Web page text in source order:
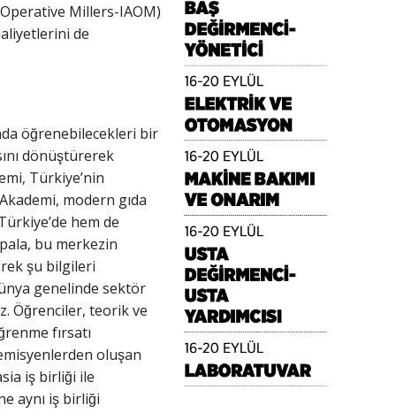
Millers-IAOM)
de
öğrenebilecekleri bir
dönüştürerek
Türkiye’nin
modern gıda
hem de
bu merkezin
şu bilgileri
genelinde sektör
Öğrenciler, teorik ve
fırsatı
oluşan
iş birliği ile
aynı iş birliği